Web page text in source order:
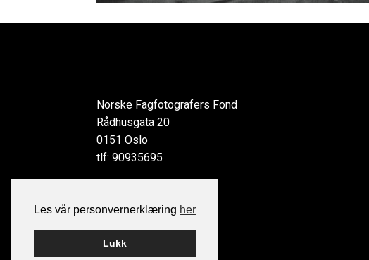
Les vår personvernerklæring her
Lukk
Norske Fagfotografers Fond
Rådhusgata 20
0151 Oslo
tlf: 90935695